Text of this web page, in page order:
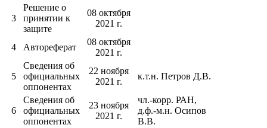
3
Решение о
принятии к
защите
08 октября
2021 г.
4 Автореферат
08 октября
2021 г.
5
Сведения об
официальных
оппонентах
22 ноября
2021 г.
к.т.н. Петров Д.В.
6
Сведения об
официальных
оппонентах
23 ноября
2021 г.
чл.-корр. РАН,
д.ф.-м.н. Осипов
В.В.